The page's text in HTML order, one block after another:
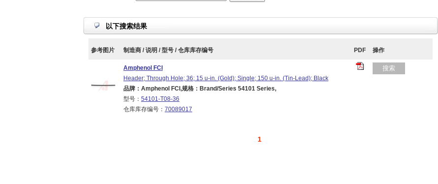
以下搜索结果
参考图片 制造商 / 说明 / 型号 / 仓库库存编号 PDF 操作
Amphenol FCI
Header; Through Hole; 36; 15 u-in. (Gold); Single; 150 u-in. (Tin-Lead); Black
品牌：Amphenol FCI,规格：Brand/Series 54101 Series,
型号： 54101-T08-36
仓库库存编号： 70089017
搜索
1